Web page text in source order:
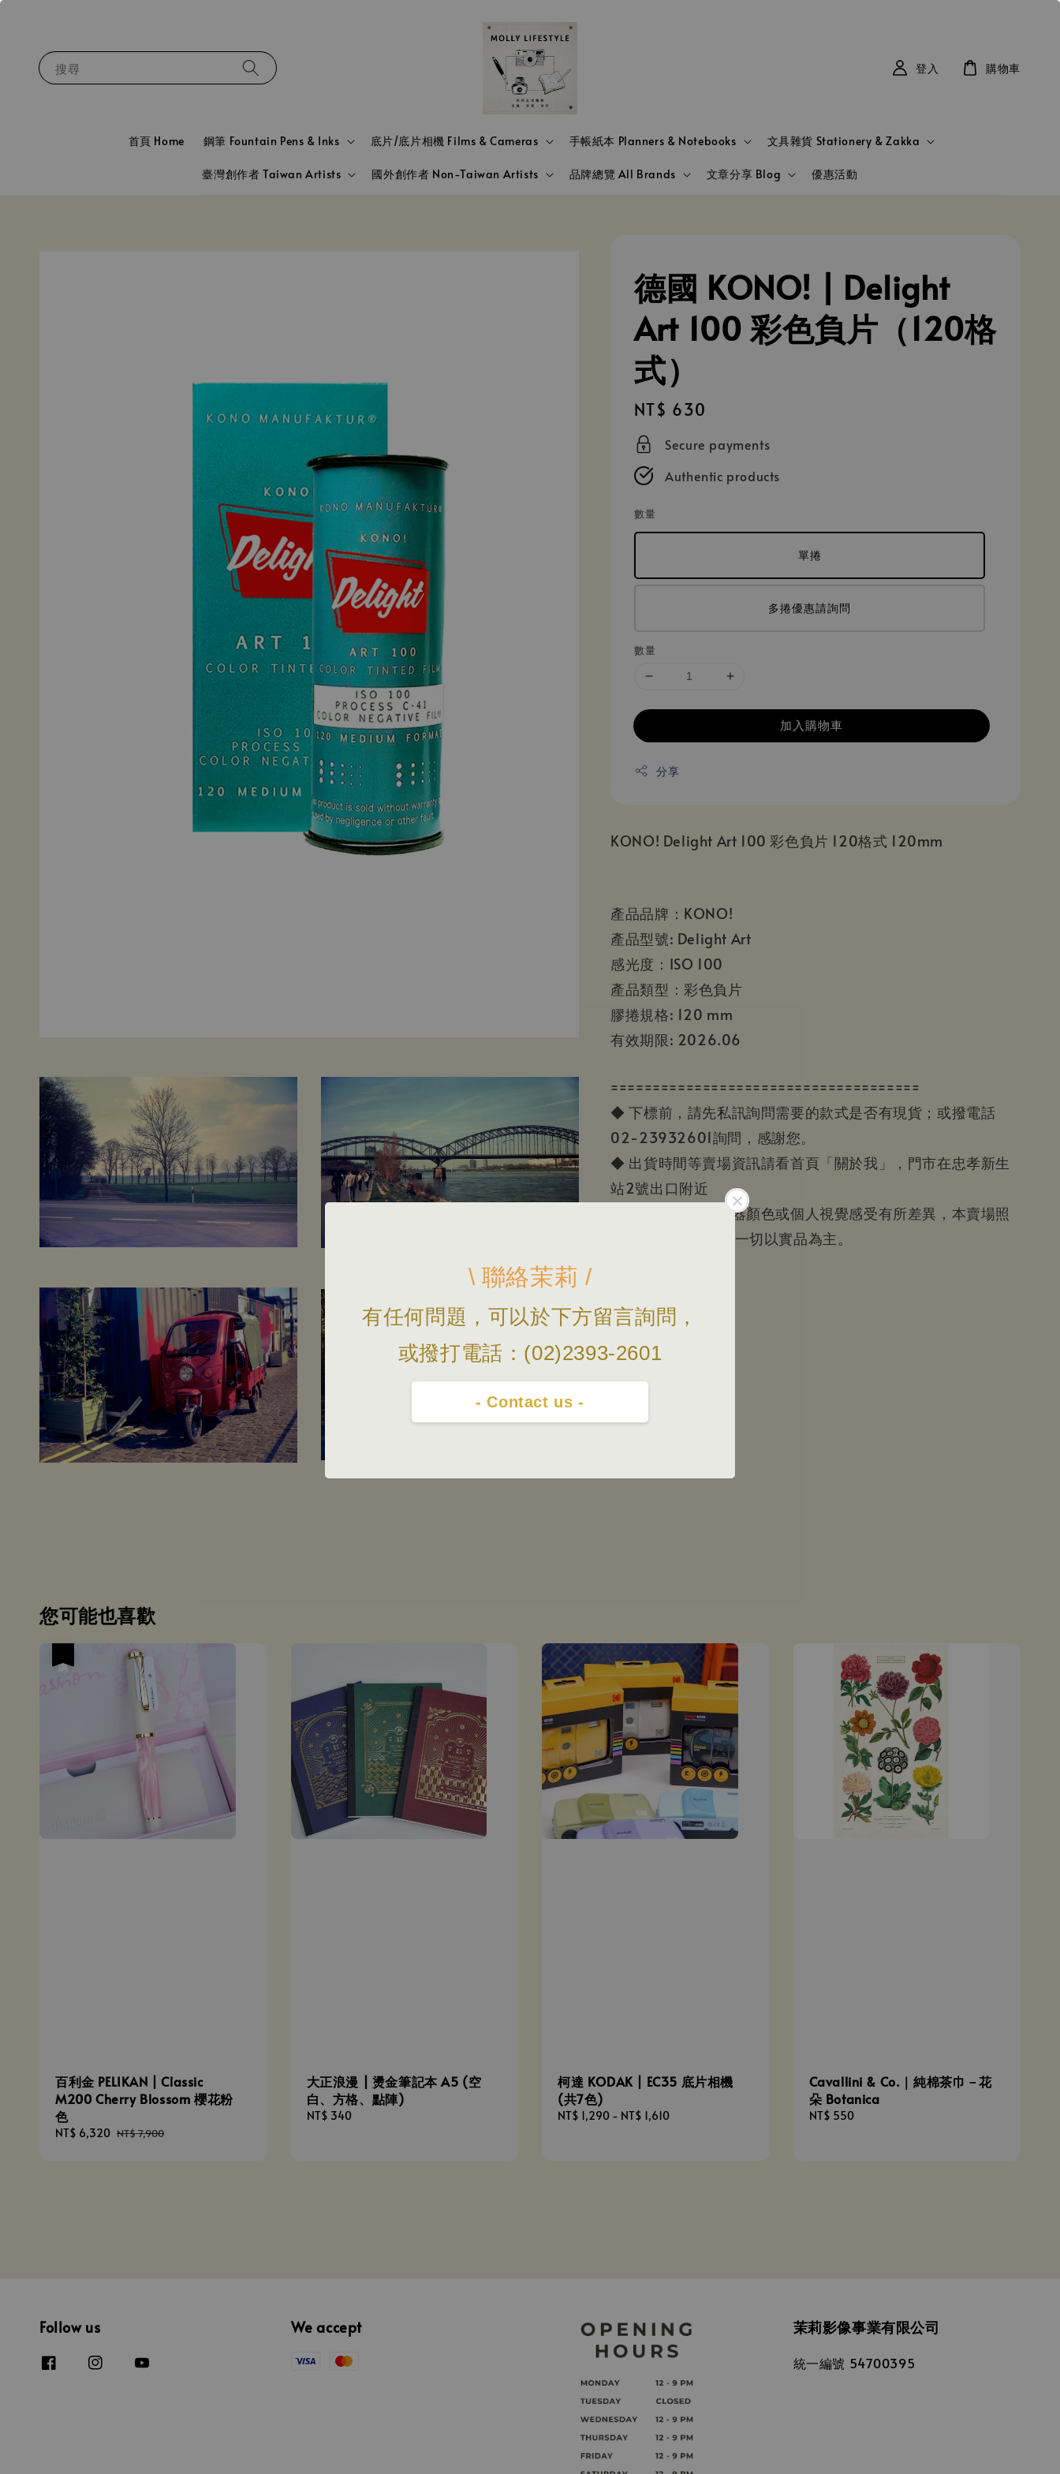
\ 聯絡茉莉 /
有任何問題，可以於下方留言詢問，
或撥打電話：(02)2393-2601
- Contact us -
搜尋
首頁 Home 鋼筆 Fountain Pens & Inks 底片/底片相機 Films & Cameras 手帳紙本 Planners & Notebooks 文具雜貨 Stationery & Zakka
臺灣創作者 Taiwan Artists 國外創作者 Non-Taiwan Artists 品牌總覽 All Brands 文章分享 Blog 優惠活動
登入 購物車
德國 KONO! | Delight
Art 100 彩色負片（120格
式）
Regular
price
NT$ 630
Secure payments
Authentic products
數量
單捲
多捲優惠請詢問
數量
加入購物車
分享
KONO! Delight Art 100 彩色負片 120格式 120mm
產品品牌：KONO!
產品型號: Delight Art
感光度：ISO 100
產品類型：彩色負片
膠捲規格: 120 mm
有效期限: 2026.06
=====================================
◆ 下標前，請先私訊詢問需要的款式是否有現貨；或撥電話
02-23932601詢問，感謝您。
◆ 出貨時間等賣場資訊請看首頁「關於我」，門市在忠孝新生
站2號出口附近
◆ 照片會因為顯示器顏色或個人視覺感受有所差異，本賣場照
片/資訊僅供參考，一切以實品為主。
您可能也喜歡
百利金 PELIKAN | Classic
M200 Cherry Blossom 櫻花粉
色
Sale
NT$ 6,320 Regular
NT$ 7,900
大正浪漫 | 燙金筆記本 A5 (空
白、方格、點陣)
Regular
NT$ 340
柯達 KODAK | EC35 底片相機
(共7色)
Regular
NT$ 1,290 - NT$ 1,610
Cavallini & Co.｜純棉茶巾－花
朵 Botanica
Regular
NT$ 550
Follow us We accept 茉莉影像事業有限公司
統一編號 54700395